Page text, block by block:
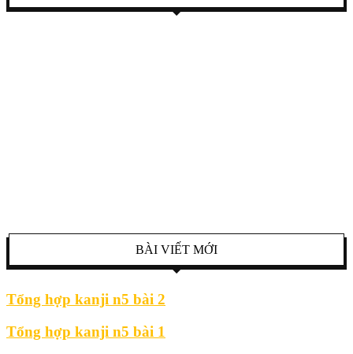
BÀI VIẾT MỚI
Tổng hợp kanji n5 bài 2
Tổng hợp kanji n5 bài 1